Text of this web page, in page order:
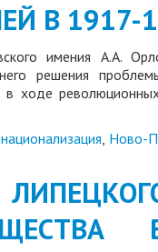
В 1917-
имения А.А.
решения
в ходе
национализация, Ново-